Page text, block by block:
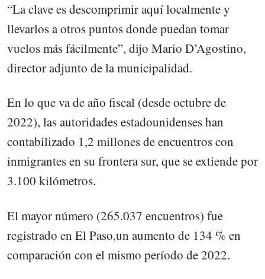
“La clave es descomprimir aquí localmente y
llevarlos a otros puntos donde puedan tomar
vuelos más fácilmente”, dijo Mario D’Agostino,
director adjunto de la municipalidad.
En lo que va de año fiscal (desde octubre de
2022), las autoridades estadounidenses han
contabilizado 1,2 millones de encuentros con
inmigrantes en su frontera sur, que se extiende por
3.100 kilómetros.
El mayor número (265.037 encuentros) fue
registrado en El Paso,un aumento de 134 % en
comparación con el mismo período de 2022.